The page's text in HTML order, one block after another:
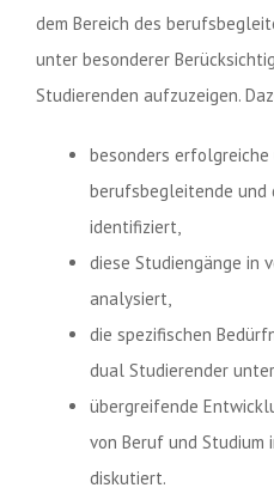
dem Bereich des
unter besonderer
Studierenden aufzuzeigen.
besonders
berufsbegleitende und
identifiziert,
diese Studiengänge in
analysiert,
die spezifischen
dual Studierender
übergreifende
von Beruf und Studium
diskutiert.